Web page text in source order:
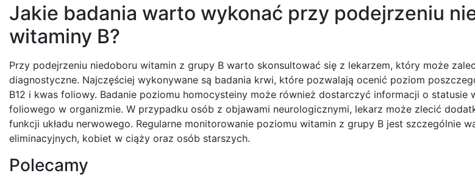
Jakie badania warto wykonać przy podejrzeniu
witaminy B?
Przy podejrzeniu niedoboru witamin z grupy B warto skonsultować się z lekarzem, który może
diagnostyczne. Najczęściej wykonywane są badania krwi, które pozwalają ocenić poziom
B12 i kwas foliowy. Badanie poziomu homocysteiny może również dostarczyć informacji o statusie
foliowego w organizmie. W przypadku osób z objawami neurologicznymi, lekarz może zlecić
funkcji układu nerwowego. Regularne monitorowanie poziomu witamin z grupy B jest szczególnie
eliminacyjnych, kobiet w ciąży oraz osób starszych.
Polecamy